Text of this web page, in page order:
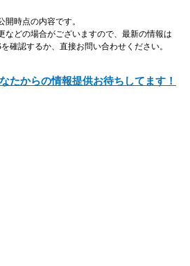
時点の内容です。
などの場合がございますので、最新の情報は
確認するか、直接お問い合わせください。
たからの情報提供お待ちしてます！